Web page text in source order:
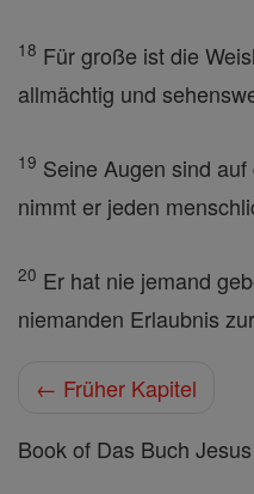
18 Für große ist die
allmächtig und
19 Seine Augen sind
nimmt er jeden
20 Er hat nie jemand
niemanden Erlaubnis
← Früher Kapitel
Book of Das Buch